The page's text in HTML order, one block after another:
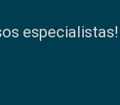
especialistas!